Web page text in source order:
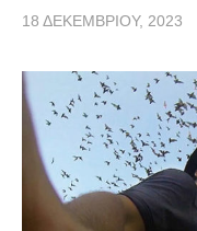
18 ΔΕΚΕΜΒΡΊΟΥ, 2023